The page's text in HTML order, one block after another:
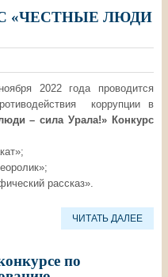
«ЧЕСТНЫЕ ЛЮДИ
2022 года проводится
коррупции в
– сила Урала!» Конкурс
рассказ».
ЧИТАТЬ ДАЛЕЕ
по